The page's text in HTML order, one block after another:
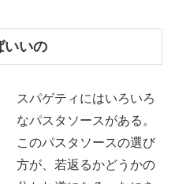
いいの
スパゲティにはいろいろ
なパスタソースがある。
このパスタソースの選び
方が、若返るかどうかの